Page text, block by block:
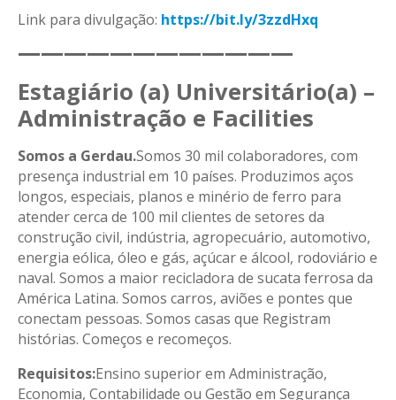
Link para divulgação: https://bit.ly/3zzdHxq
————————————
Estagiário (a) Universitário(a) –
Administração e Facilities
Somos a Gerdau.Somos 30 mil colaboradores, com
presença industrial em 10 países. Produzimos aços
longos, especiais, planos e minério de ferro para
atender cerca de 100 mil clientes de setores da
construção civil, indústria, agropecuário, automotivo,
energia eólica, óleo e gás, açúcar e álcool, rodoviário e
naval. Somos a maior recicladora de sucata ferrosa da
América Latina. Somos carros, aviões e pontes que
conectam pessoas. Somos casas que Registram
histórias. Começos e recomeços.
Requisitos:Ensino superior em Administração,
Economia, Contabilidade ou Gestão em Segurança